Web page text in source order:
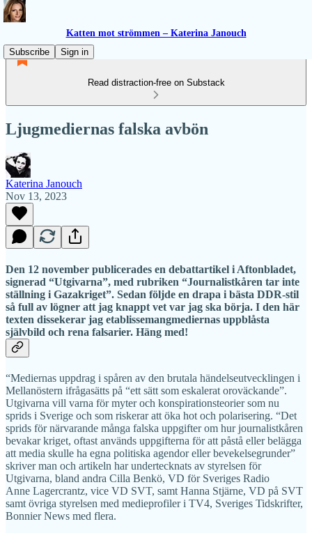
Katten mot strömmen – Katerina Janouch
Subscribe
Sign in
Read distraction-free on Substack
Ljugmediernas falska avbön
Katerina Janouch
Nov 13, 2023
Den 12 november publicerades en debattartikel i Aftonbladet,
signerad “Utgivarna”, med rubriken “Journalistkåren tar inte
ställning i Gazakriget”. Sedan följde en drapa i bästa DDR-stil
så full av lögner att jag knappt vet var jag ska börja. I den här
texten dissekerar jag etablissemangmediernas uppblåsta
självbild och rena falsarier. Häng med!
“Mediernas uppdrag i spåren av den brutala händelseutvecklingen i
Mellanöstern ifrågasätts på “ett sätt som eskalerat oroväckande”.
Utgivarna vill varna för myter och konspirationsteorier som nu
sprids i Sverige och som riskerar att öka hot och polarisering. “Det
sprids för närvarande många falska uppgifter om hur journalistkåren
bevakar kriget, oftast används uppgifterna för att påstå eller belägga
att media skulle ha egna politiska agendor eller bevekelsegrunder”
skriver man och artikeln har undertecknats av styrelsen för
Utgivarna, bland andra Cilla Benkö, VD för Sveriges Radio
Anne Lagercrantz, vice VD SVT, samt Hanna Stjärne, VD på SVT
samt övriga styrelsen med medieprofiler i TV4, Sveriges Tidskrifter,
Bonnier News med flera.